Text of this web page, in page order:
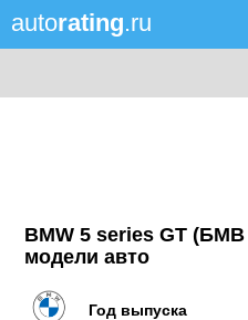
autorating.ru
BMW 5 series GT
модели авто
Год выпуска